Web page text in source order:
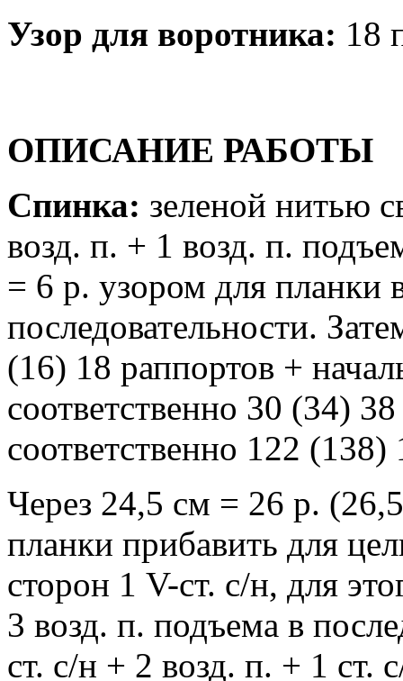
Узор для воротника: 18
ОПИСАНИЕ РАБОТЫ
Спинка: зеленой нитью
возд. п. + 1 возд. п.
= 6 р. узором для планки
последовательности.
(16) 18 раппортов +
соответственно 30 (34)
соответственно 122 (138)
Через 24,5 см = 26 р.
планки прибавить для
сторон 1 V-ст. с/н, для
3 возд. п. подъема в
ст. с/н + 2 возд. п. + 1 ст.